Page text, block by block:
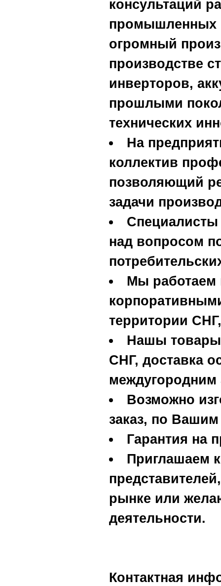
консультаций
промышленных
огромный
производстве
инверторов,
прошлыми
технических
На
коллектив
позволяющий
задачи
над вопросом
Мы работаем
территории
Нашы товары
СНГ, доставка
междугородним
Возможно
заказ, по
Гарантия на
Приглашаем
рынке или
деятельности.
Контактная